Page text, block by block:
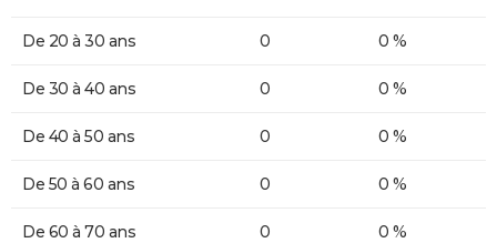
De 20 à 30 ans 0 0 %
De 30 à 40 ans 0 0 %
De 40 à 50 ans 0 0 %
De 50 à 60 ans 0 0 %
De 60 à 70 ans 0 0 %